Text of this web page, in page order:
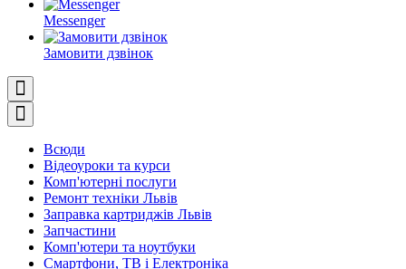
Messenger
Замовити дзвінок
Всюди
Відеоуроки та курси
Комп'ютерні послуги
Ремонт техніки Львів
Заправка картриджів Львів
Запчастини
Комп'ютери та ноутбуки
Смартфони, ТВ і Електроніка